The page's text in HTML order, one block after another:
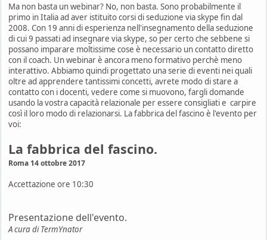
Ma non basta un webinar? No, non basta. Sono probabilmente il
primo in Italia ad aver istituito corsi di seduzione via skype fin dal
2008. Con 19 anni di esperienza nell'insegnamento della seduzione
di cui 9 passati ad insegnare via skype, so per certo che sebbene si
possano imparare moltissime cose è necessario un contatto diretto
con il coach. Un webinar è ancora meno formativo perchè meno
interattivo. Abbiamo quindi progettato una serie di eventi nei quali
oltre ad apprendere tantissimi concetti, avrete modo di stare a
contatto con i docenti, vedere come si muovono, fargli domande
usando la vostra capacità relazionale per essere consigliati e carpire
così il loro modo di relazionarsi. La fabbrica del fascino è l'evento per
voi:
La fabbrica del fascino.
Roma 14 ottobre 2017
Accettazione ore 10:30
Presentazione dell'evento.
A cura di TermYnator